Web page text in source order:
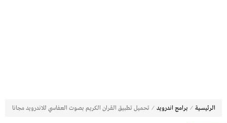
الرئيسية ⁄ برامج اندرويد ⁄ تحميل تطبيق القران الكريم بصوت العفاسي للاندرويد مجانا